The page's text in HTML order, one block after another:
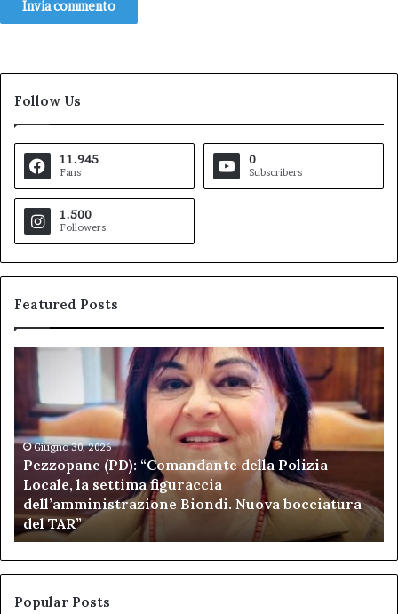
Follow Us
11.945
Fans
0
Subscribers
1.500
Followers
Featured Posts
Pezzopane
(PD):
“Comandante
della
Polizia
Locale,
settima
figuraccia
dell’amministrazione
Biondi.
Nuova
bocciatura
del
Giugno 30, 2026
Pezzopane (PD): “Comandante della Polizia
Locale, la settima figuraccia
dell’amministrazione Biondi. Nuova bocciatura
del TAR”
ai
Popular Posts